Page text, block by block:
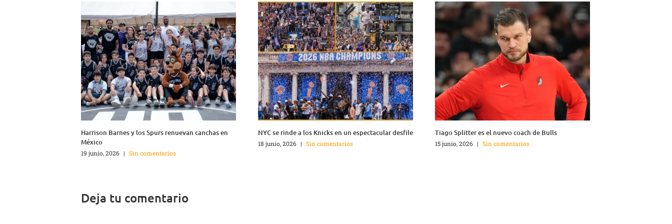
Harrison Barnes y los Spurs renuevan canchas en
México
19 junio, 2026 | Sin comentarios
NYC se rinde a los Knicks en un espectacular desfile
18 junio, 2026 | Sin comentarios
Tiago Splitter es el nuevo coach de Bulls
15 junio, 2026 | Sin comentarios
Deja tu comentario